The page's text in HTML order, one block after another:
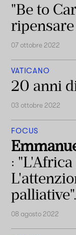
"Be to
07 ottobre 2022
VATICANO
20 anni
03 ottobre 2022
FOCUS
:
palliative".
08 agosto 2022